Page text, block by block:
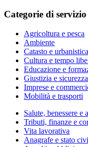
Categorie di servizio
Agricoltura e pesca
Ambiente
Catasto e urbanistica
Cultura e tempo
Educazione e
Giustizia e
Imprese e
Mobilità e trasporti
Salute, benessere e
Tributi, finanze e
Vita lavorativa
Anagrafe e stato